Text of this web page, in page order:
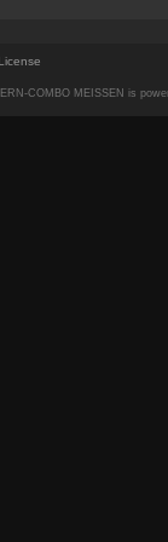
COMBO MEISSEN is